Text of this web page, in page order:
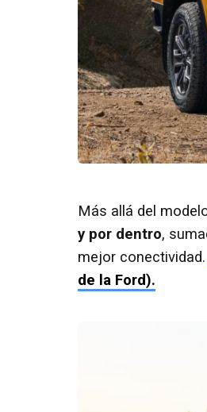
Más allá del
y por dentro,
mejor conectividad.
de la Ford).